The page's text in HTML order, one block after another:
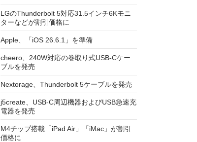
LGのThunderbolt 5対応31.5インチ6Kモニ
ターなどが割引価格に
Apple、「iOS 26.6.1」を準備
cheero、240W対応の巻取り式USB-Cケー
ブルを発売
Nextorage、Thunderbolt 5ケーブルを発売
j5create、USB-C周辺機器およびUSB急速充
電器を発売
M4チップ搭載「iPad Air」「iMac」が割引
価格に